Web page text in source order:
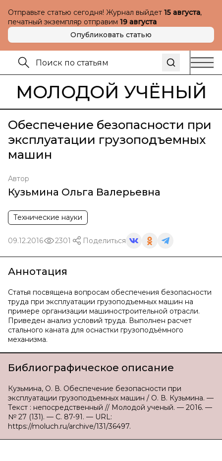
Отправьте статью сегодня! Журнал выйдет 15 августа,
печатный экземпляр отправим 19 августа
Опубликовать статью
МОЛОДОЙ УЧЁНЫЙ
Обеспечение безопасности при
эксплуатации грузоподъемных
машин
Автор
Кузьмина Ольга Валерьевна
Технические науки
09.12.2016 2301 Поделиться
Аннотация
Статья посвящена вопросам обеспечения безопасности
труда при эксплуатации грузоподъемных машин на
примере организации машиностроительной отрасли.
Приведен анализ условий труда. Выполнен расчет
стального каната для оснастки грузоподъёмного
механизма.
Библиографическое описание
Кузьмина, О. В. Обеспечение безопасности при
эксплуатации грузоподъемных машин / О. В. Кузьмина. —
Текст : непосредственный // Молодой ученый. — 2016. —
№ 27 (131). — С. 87-91. — URL:
https://moluch.ru/archive/131/36497.